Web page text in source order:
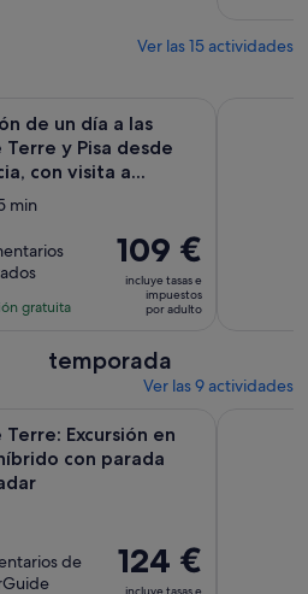
adulto
Ver las 15 actividades
de un día a las
Terre y Pisa desde
con visita a...
min
gratuita
El
precio
es
por
adulto
109 €
incluye tasas e
impuestos
por adulto
temporada
Ver las 9 actividades
Terre: Excursión en
con parada
de
El
precio
124 €
incluye tasas e